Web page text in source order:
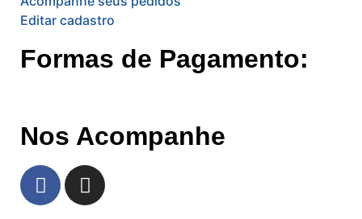
Editar cadastro
Formas de Pagamento:
Nos Acompanhe